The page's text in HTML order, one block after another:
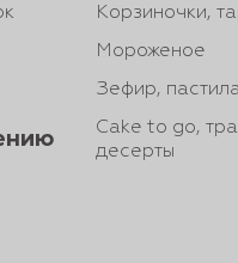
Корзиночки,
Мороженое
Зефир,
Cake to go,
десерты